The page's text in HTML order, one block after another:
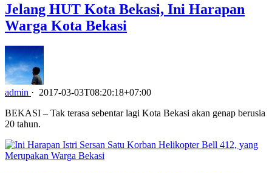
Jelang HUT Kota Bekasi, Ini Harapan
Warga Kota Bekasi
admin · 2017-03-03T08:20:18+07:00
BEKASI – Tak terasa sebentar lagi Kota Bekasi akan genap berusia
20 tahun.